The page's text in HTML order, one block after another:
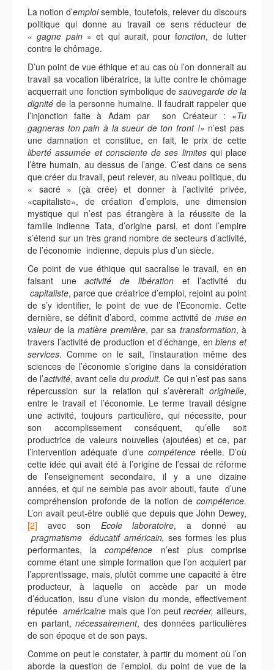
La notion d’emploisemble, toutefois, relever du discours
politique qui donne au travail ce sens réducteur de
«gagne pain» et qui aurait, pour fonction, de lutter
contre le chômage.
D’un point de vue éthique et au cas où l’on donnerait au
travail sa vocation libératrice, la lutte contre le chômage
acquerrait une fonction symbolique desauvegarde de la
dignité de la personne humaine. Il faudrait rappeler que
l’injonction faite à Adam par son Créateur : «Tu
gagneras ton pain à la sueur de ton front !» n’est pas
une damnation et constitue, en fait, le prix de cette
liberté assumée et consciente de ses limitesqui place
l’être humain, au dessus de l’ange. C’est dans ce sens
que créer du travail, peut relever, au niveau politique, du
« sacré » (çà crée) et donner à l’activité privée,
«capitaliste», de création d’emplois, une dimension
mystique qui n’est pas étrangère à la réussite de la
famille indienne Tata, d’origine parsi, et dont l’empire
s’étend sur un très grand nombre de secteurs d’activité,
de l’économie indienne, depuis plus d’un siècle.
Ce point de vue éthique qui sacralise le travail, en en
faisant uneactivité de libérationet l’activité du
capitaliste, parce que créatrice d’emploi, rejoint au point
de s’y identifier, le point de vue de l’Economie. Cette
dernière, se définit d’abord, comme activité de mise en
valeurde lamatière première, par sa transformation, à
travers l’activité de production et d’échange, enbiens et
services. Comme on le sait, l’instauration même des
sciences de l’économie s’origine dans la considération
de l’activité, avant celle du produit. Ce qui n’est pas sans
répercussion sur la relation qui s’avèrerait originelle,
entre le travail et l’économie. Le terme travail désigne
une activité, toujours particulière, qui nécessite, pour
son accomplissement conséquent, qu’elle soit
productrice de valeurs nouvelles (ajoutées) et ce, par
l’intervention adéquate d’unecompétence réelle. D’où
cette idée qui avait été à l’origine de l’essai de réforme
de l’enseignement secondaire, il y a une dizaine
années, et qui ne semble pas avoir abouti, faute d’une
compréhension profonde de la notion de compétence.
L’on avait peut-être oublié que depuis que John Dewey,
[2] avec son Ecole laboratoire, a donné au
pragmatisme éducatif américain, ses formes les plus
performantes, lacompétence n’est plus comprise
comme étant une simple formation que l’on acquiert par
l’apprentissage, mais, plutôt comme une capacité à être
producteur, à laquelle on accède par un mode
d’éducation, issu d’une vision du monde, effectivement
réputéeaméricaine mais que l’on peutrecréer, ailleurs,
en partant,nécessairement, des données particulières
de son époque et de son pays.
Comme on peut le constater, à partir du moment où l’on
aborde la question de l’emploi, du point de vue de la